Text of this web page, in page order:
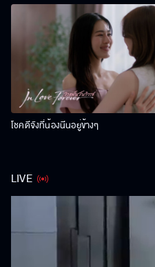
โชคดีจังที่น้องนีนอยู่ข้างๆ
LIVE